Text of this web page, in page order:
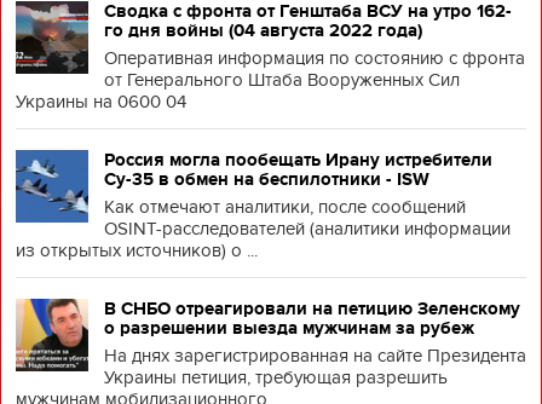
Сводка с фронта от Генштаба ВСУ на утро 162-
го дня войны (04 августа 2022 года)
Оперативная информация по состоянию с фронта
от Генерального Штаба Вооруженных Сил
Украины на 0600 04
Россия могла пообещать Ирану истребители
Су-35 в обмен на беспилотники - ISW
Как отмечают аналитики, после сообщений
OSINT-расследователей (аналитики информации
из открытых источников) о ...
В СНБО отреагировали на петицию Зеленскому
о разрешении выезда мужчинам за рубеж
На днях зарегистрированная на сайте Президента
Украины петиция, требующая разрешить
мужчинам мобилизационного ...